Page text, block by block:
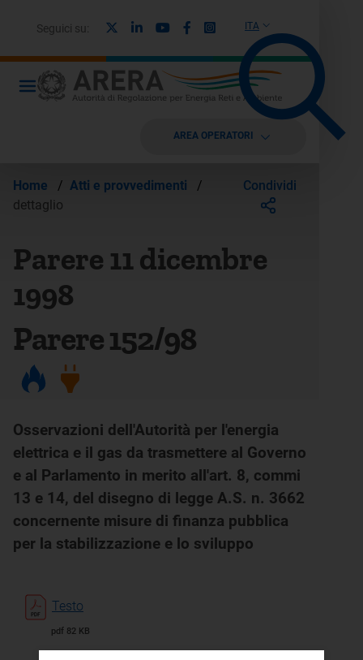
ITA
Seguici su: LinkedinYoutubeFacebook
Instagram
AREA OPERATORI
Home / Atti e provvedimenti
/
dettaglio
Condividi
Parere 11 dicembre
1998
Parere 152/98
Osservazioni dell'Autorità per l'energia
elettrica e il gas da trasmettere al Governo
e al Parlamento in merito all'art. 8, commi
13 e 14, del disegno di legge A.S. n. 3662
concernente misure di finanza pubblica
per la stabilizzazione e lo sviluppo
Testo
pdf 82 KB